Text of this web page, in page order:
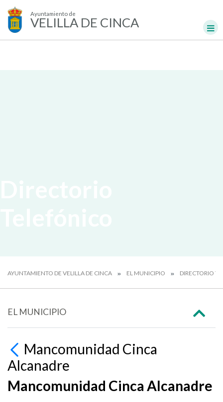
Ayuntamiento de
VELILLA DE CINCA
AYUNTAMIENTO DE VELILLA DE CINCA EL MUNICIPIO DIRECTORIO
EL MUNICIPIO
Mancomunidad Cinca
Alcanadre
Mancomunidad Cinca Alcanadre